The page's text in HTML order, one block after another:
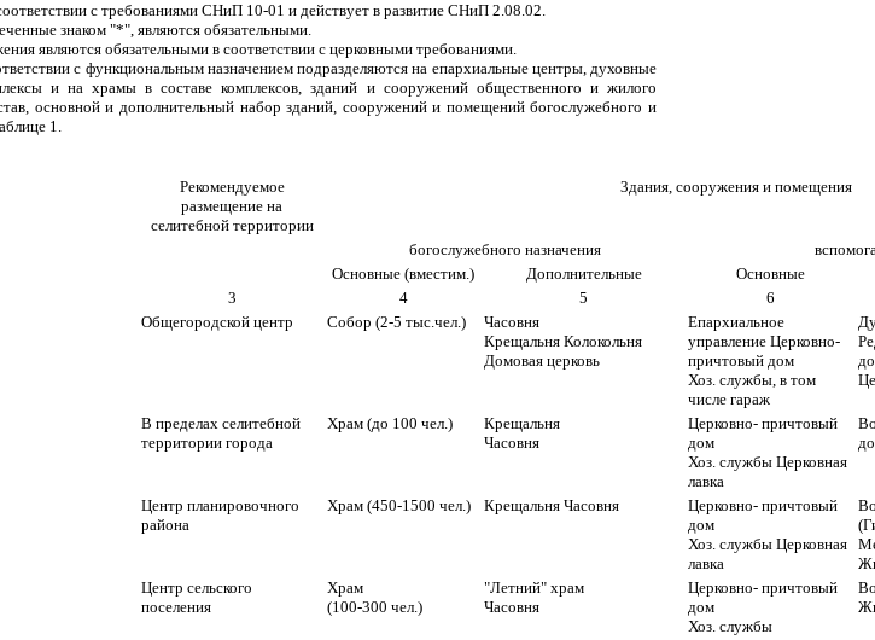
с требованиями СНиП 10-01 и действует в развитие СНиП 2.08.02.
знаком "*", являются обязательными.
являются обязательными в соответствии с церковными требованиями.
с функциональным назначением подразделяются на епархиальные центры, духовные
и на храмы в составе комплексов, зданий и сооружений общественного и жилого
основной и дополнительный набор зданий, сооружений и помещений богослужебного и
1.
Рекомендуемое
размещение на
селитебной территории
3дания, сооружения и помещения
богослужебного назначения
Основные (вместим.)
Дополнительные
Основные
3 4 5
6
Общегородской центр Собор (2-5 тыс.чел.)
Часовня
Крещальня Колокольня
Домовая церковь
Епархиальное
управление Церковно-
причтовый дом
Хоз. службы, в том
числе гараж
В пределах селитебной
территории города
Храм (до 100 чел.)
Крещальня
Часовня
Церковно- причтовый
дом
Хоз. службы Церковная
лавка
Центр планировочного
района
Храм (450-1500 чел.) Крещальня Часовня
Церковно- причтовый
дом
Хоз. службы Церковная
лавка
Центр сельского
поселения
Храм
(100-300 чел.)
"Летний" храм
Часовня
Церковно- причтовый
дом
Хоз. службы